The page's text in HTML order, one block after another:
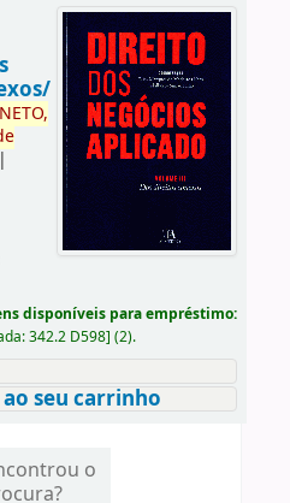
NETO,
|
disponíveis para empréstimo:
342.2 D598] (2).
seu carrinho
o